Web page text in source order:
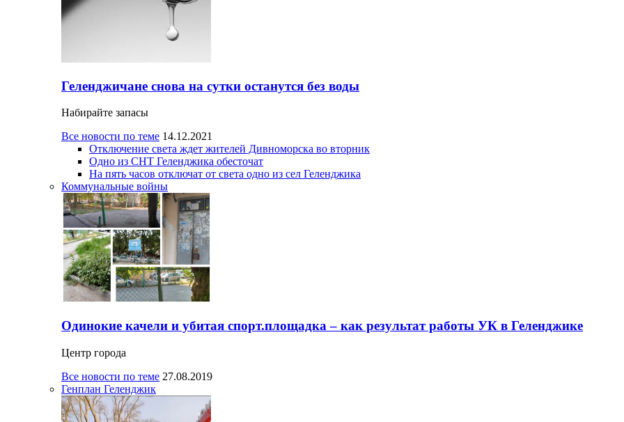
Геленджичане снова на сутки останутся без воды
Набирайте запасы
Все новости по теме 14.12.2021
Отключение света ждет жителей Дивноморска во вторник
Одно из СНТ Геленджика обесточат
На пять часов отключат от света одно из сел Геленджика
Коммунальные войны
Одинокие качели и убитая спорт.площадка – как результат работы УК в Геленджике
Центр города
Все новости по теме 27.08.2019
Генплан Геленджик